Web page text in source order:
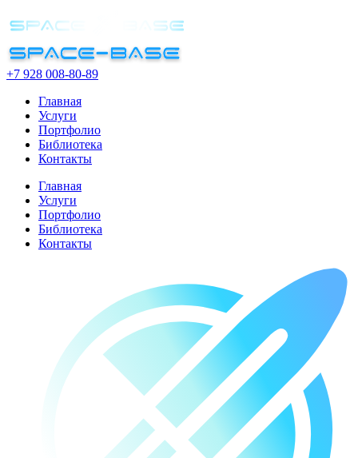
+7 928 008-80-89
Главная
Услуги
Портфолио
Библиотека
Контакты
Главная
Услуги
Портфолио
Библиотека
Контакты